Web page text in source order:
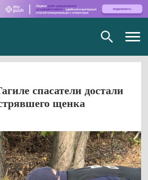
спасатели достали
щенка